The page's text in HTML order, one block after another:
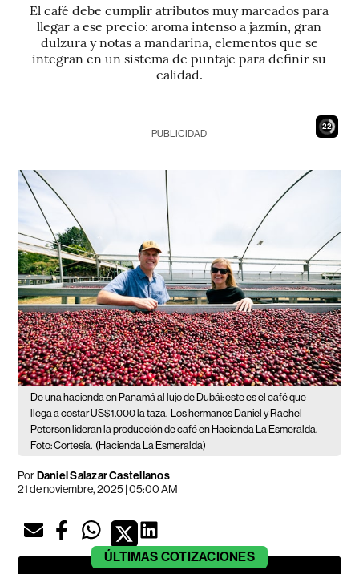
El café debe cumplir atributos muy marcados para
llegar a ese precio: aroma intenso a jazmín, gran
dulzura y notas a mandarina, elementos que se
integran en un sistema de puntaje para definir su
calidad.
21
PUBLICIDAD
De una hacienda en Panamá al lujo de Dubái: este es el café que
llega a costar US$1.000 la taza.
Los hermanos Daniel y Rachel
Peterson lideran la producción de café en Hacienda La Esmeralda.
Foto: Cortesía. (Hacienda La Esmeralda)
PorDaniel Salazar Castellanos
21 de noviembre, 2025 | 05:00 AM
ÚLTIMAS COTIZACIONES